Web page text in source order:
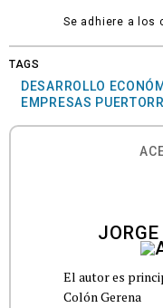
Se adhiere a los
TAGS
DESARROLLO
EMPRESAS
El autor es
Colón Gerena